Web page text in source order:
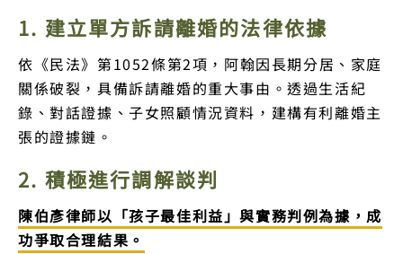
1. 建立單方訴請離婚的法律依據
依《民法》第1052條第2項，阿翰因長期分居、家庭
關係破裂，具備訴請離婚的重大事由。透過生活紀
錄、對話證據、子女照顧情況資料，建構有利離婚主
張的證據鏈。
2. 積極進行調解談判
陳伯彥律師以「孩子最佳利益」與實務判例為據，成
功爭取合理結果。